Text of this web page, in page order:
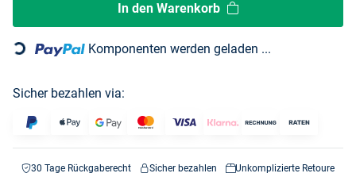
In den Warenkorb
Loading... Komponenten werden geladen ...
Sicher bezahlen via:
30 Tage Rückgaberecht Sicher bezahlen Unkomplizierte Retoure